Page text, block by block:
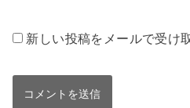
新しい投稿をメールで受け